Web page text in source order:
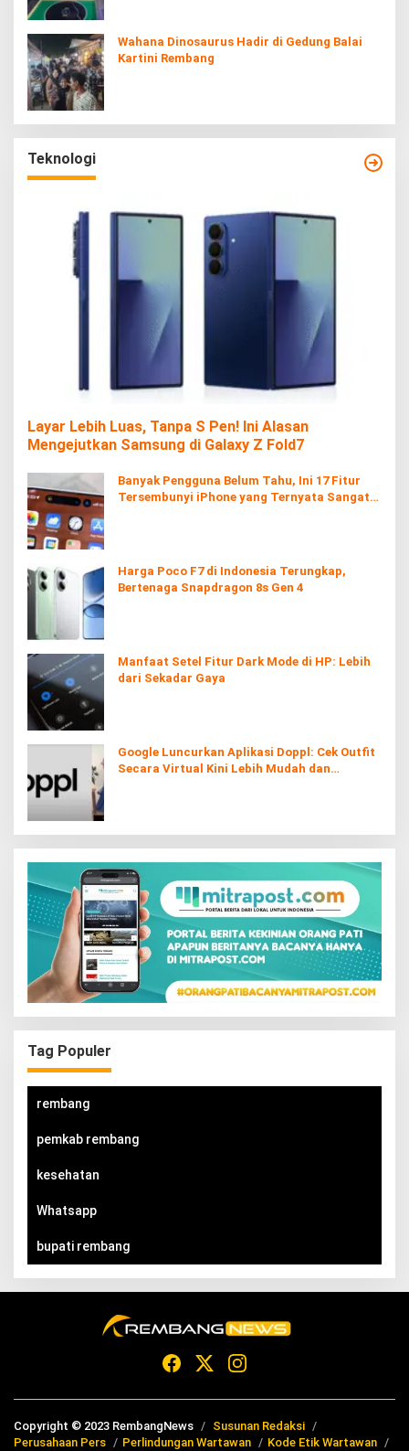
Wahana Dinosaurus Hadir di Gedung Balai
Kartini Rembang
Teknologi
Layar Lebih Luas, Tanpa S Pen! Ini Alasan
Mengejutkan Samsung di Galaxy Z Fold7
Banyak Pengguna Belum Tahu, Ini 17 Fitur
Tersembunyi iPhone yang Ternyata Sangat
Harga Poco F7 di Indonesia Terungkap,
Bertenaga Snapdragon 8s Gen 4
Manfaat Setel Fitur Dark Mode di HP: Lebih
dari Sekadar Gaya
Google Luncurkan Aplikasi Doppl: Cek Outfit
Secara Virtual Kini Lebih Mudah dan
Tag Populer
rembang
pemkab rembang
kesehatan
Whatsapp
bupati rembang
Copyright © 2023 RembangNews
Susunan Redaksi
Perusahaan Pers
Perlindungan Wartawan Kode Etik Wartawan